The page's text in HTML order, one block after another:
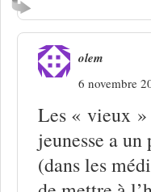
olem
6 novembre
Les « vieux »
jeunesse a
(dans les